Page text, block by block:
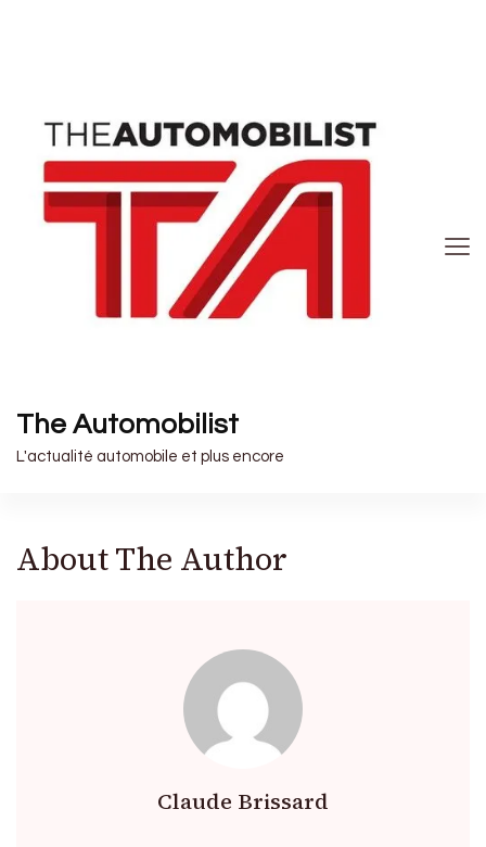
The Automobilist
L'actualité automobile et plus encore
About The Author
Claude Brissard